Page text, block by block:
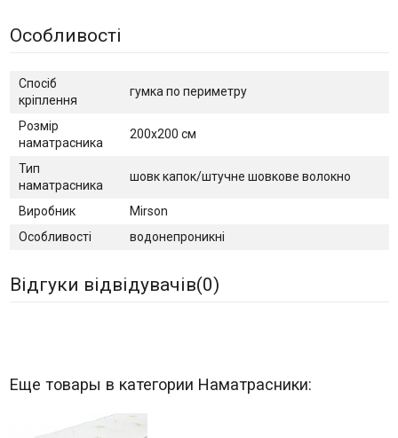
Особливості
Спосіб
кріплення
гумка по периметру
Розмір
наматрасника
200х200 см
Тип
наматрасника
шовк капок/штучне шовкове волокно
Виробник
Mirson
Особливості
водонепроникні
Відгуки відвідувачів(0)
Еще товары в категории Наматрасники: